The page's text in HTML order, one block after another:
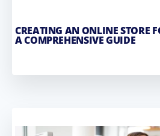
CREATING AN ONLINE STORE
A COMPREHENSIVE GUIDE